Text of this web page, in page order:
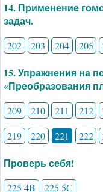
14. Применение
задач.
202 203 204 205
15. Упражнения на
«Преобразования
209 210 211 212
219
220 221 222
Проверь себя!
225 4B 225 5С